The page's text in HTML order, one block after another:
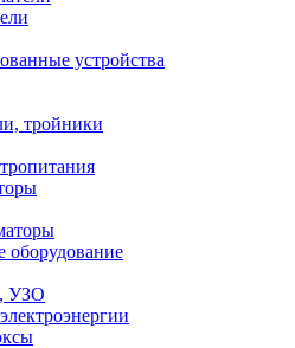
устройства
тройники
оборудование
УЗО